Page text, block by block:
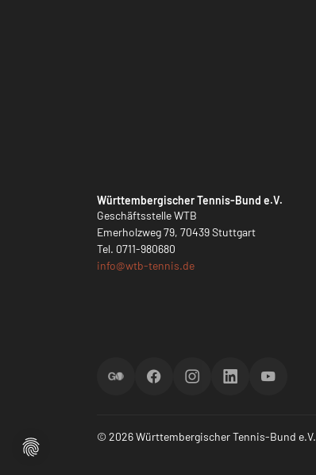
Württembergischer Tennis-Bund e.V.
Geschäftsstelle WTB
Emerholzweg 79, 70439 Stuttgart
Tel. 0711-980680
info@wtb-tennis.de
ScoreGOFacebookInstagramLinkedInYouTube
© 2026 Württembergischer Tennis-Bund e.V.